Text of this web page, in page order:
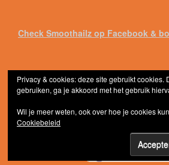
Check Smoothailz op Facebook &
Frisse smoothies, lekkere koffie en vele
Thema door
SiteOrigin
Privacy & cookies: deze site gebruikt cookies.
gebruiken, ga je akkoord met het gebruik
Wil je meer weten, ook over hoe je cookies
Cookiebeleid